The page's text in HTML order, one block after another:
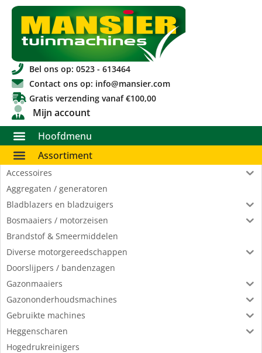
Bel ons op: 0523 - 613464
Contact ons op: info@mansier.com
Gratis verzending vanaf €100,00
Mijn account
Hoofdmenu
Assortiment
Accessoires
Aggregaten / generatoren
Bladblazers en bladzuigers
Bosmaaiers / motorzeisen
Brandstof & Smeermiddelen
Diverse motorgereedschappen
Doorslijpers / bandenzagen
Gazonmaaiers
Gazononderhoudsmachines
Gebruikte machines
Heggenscharen
Hogedrukreinigers